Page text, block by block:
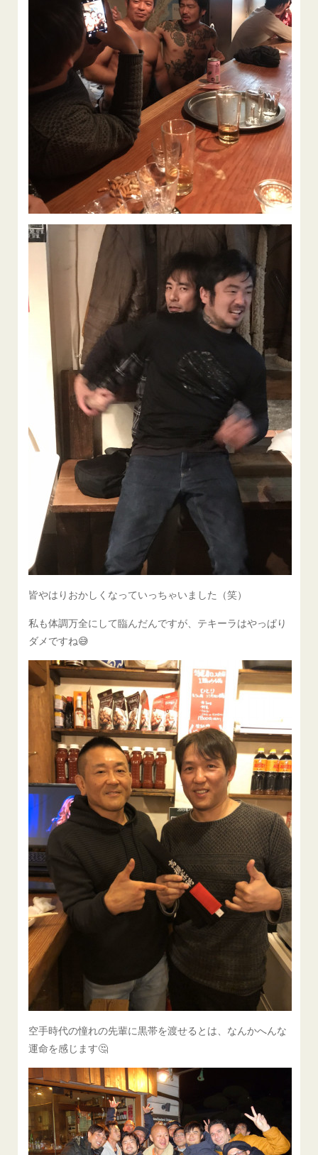
皆やはりおかしくなっていっちゃいました（笑）
私も体調万全にして臨んだんですが、テキーラはやっぱり
ダメですね😅
空手時代の憧れの先輩に黒帯を渡せるとは、なんかへんな
運命を感じます🤔